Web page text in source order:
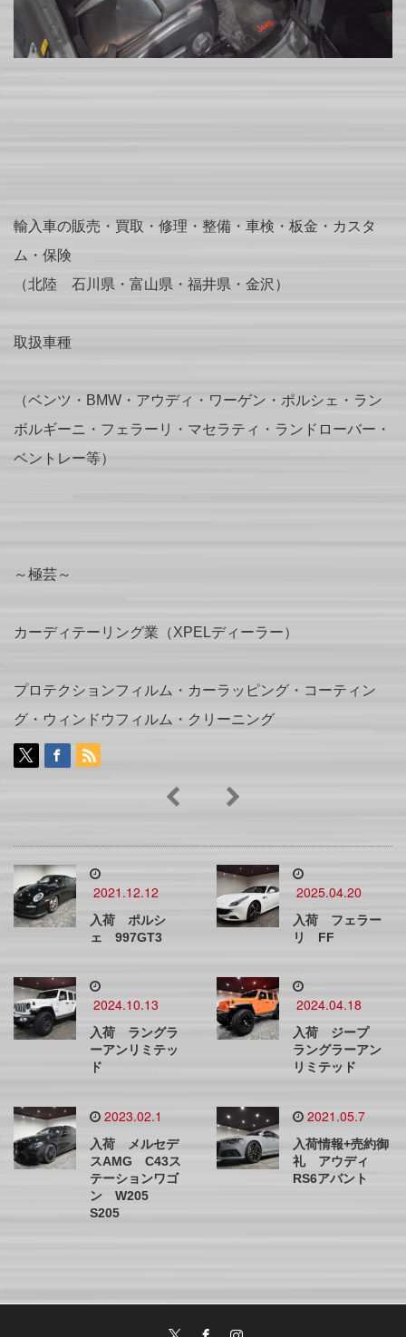
輸入車の販売・買取・修理・整備・車検・板金・カスタ
ム・保険
（北陸 石川県・富山県・福井県・金沢）
取扱車種
（ベンツ・BMW・アウディ・ワーゲン・ポルシェ・ラン
ボルギーニ・フェラーリ・マセラティ・ランドローバー・
ベントレー等）
～極芸～
カーディテーリング業（XPELディーラー）
プロテクションフィルム・カーラッピング・コーティン
グ・ウィンドウフィルム・クリーニング
2021.12.12
入荷 ポルシ
ェ 997GT3
2025.04.20
入荷 フェラー
リ FF
2024.10.13
入荷 ラングラ
ーアンリミテッ
ド
2024.04.18
入荷 ジープ
ラングラーアン
リミテッド
2023.02.1
入荷 メルセデ
スAMG C43ス
テーションワゴ
ン W205
S205
2021.05.7
入荷情報+売約御
礼 アウディ
RS6アバント
Instagram